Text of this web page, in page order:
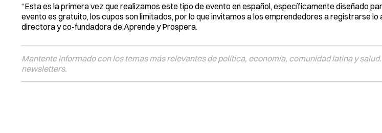
“Esta es la primera vez que realizamos este tipo de evento en español, específicamente diseñado
evento es gratuito, los cupos son limitados, por lo que invitamos a los emprendedores a registrarse lo
directora y co-fundadora de Aprende y Prospera.
Mantente informado con los temas más relevantes de política, economía, comunidad latina y salud.
newsletters.